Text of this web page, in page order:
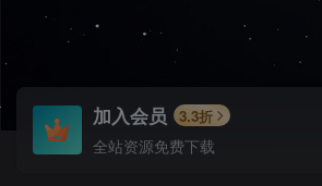
加入会员 3.3折
全站资源免费下载